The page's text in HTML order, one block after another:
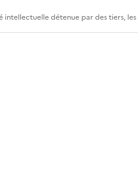
détenue par des tiers,